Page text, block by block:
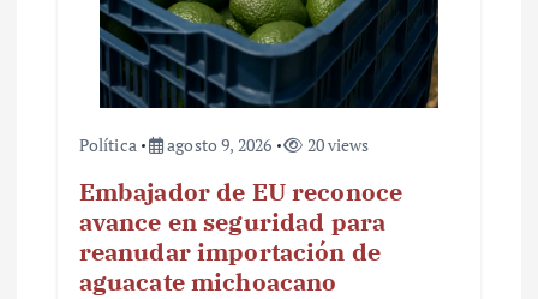
Política agosto 9, 2026 20 views
Embajador de EU reconoce
avance en seguridad para
reanudar importación de
aguacate michoacano